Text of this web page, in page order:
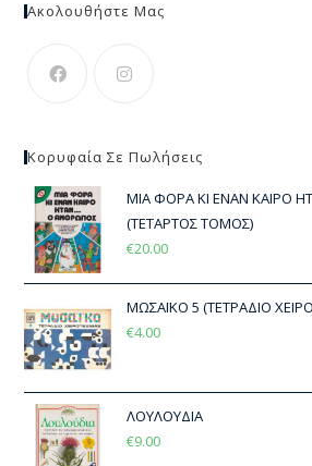
Ακολουθήστε Μας
Κορυφαία Σε Πωλήσεις
ΜΙΑ ΦΟΡΑ ΚΙ ΕΝΑΝ ΚΑΙΡΟ
(ΤΕΤΑΡΤΟΣ ΤΟΜΟΣ)
€20.00
ΜΩΣΑΪΚΟ 5 (ΤΕΤΡΑΔΙΟ
€4.00
ΛΟΥΛΟΥΔΙΑ
€9.00